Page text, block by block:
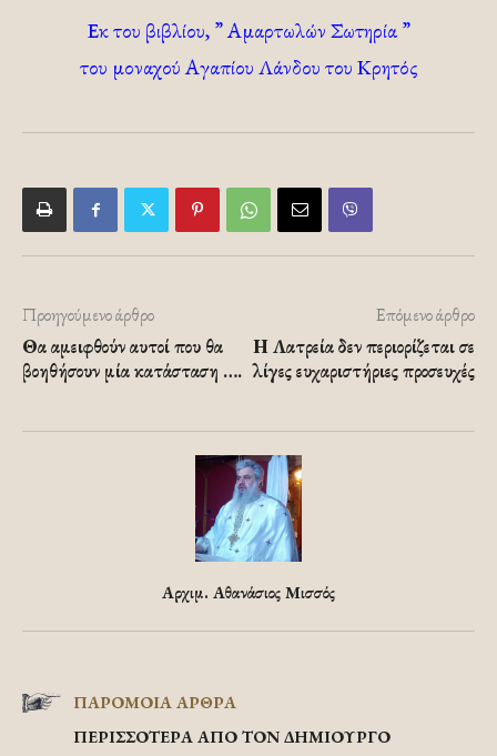
Εκ του βιβλίου, ” Αμαρτωλών Σωτηρία ”
του μοναχού Αγαπίου Λάνδου του Κρητός
Προηγούμενο άρθρο
Θα αμειφθούν αυτοί που θα
βοηθήσουν μία κατάσταση ….
Επόμενο άρθρο
Η Λατρεία δεν περιορίζεται σε
λίγες ευχαριστήριες προσευχές
Αρχιμ. Αθανάσιος Μισσός
ΠΑΡΟΜΟΙΑ ΑΡΘΡΑ
ΠΕΡΙΣΣΟΤΕΡΑ ΑΠΟ ΤΟΝ ΔΗΜΙΟΥΡΓΟ